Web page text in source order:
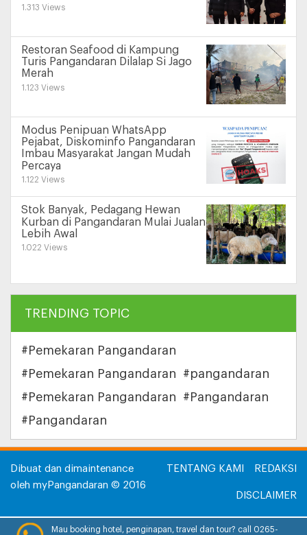
1.313 Views
Restoran Seafood di Kampung
Turis Pangandaran Dilalap Si Jago
Merah
1.123 Views
Modus Penipuan WhatsApp
Pejabat, Diskominfo Pangandaran
Imbau Masyarakat Jangan Mudah
Percaya
1.122 Views
Stok Banyak, Pedagang Hewan
Kurban di Pangandaran Mulai Jualan
Lebih Awal
1.022 Views
TRENDING TOPIC
#Pemekaran Pangandaran
#Pemekaran Pangandaran
#pangandaran
#Pemekaran Pangandaran
#Pangandaran
#Pangandaran
Dibuat dan dimaintenance
oleh myPangandaran © 2016
TENTANG KAMI REDAKSI
DISCLAIMER
Mau booking hotel, penginapan, travel dan tour? call 0265-